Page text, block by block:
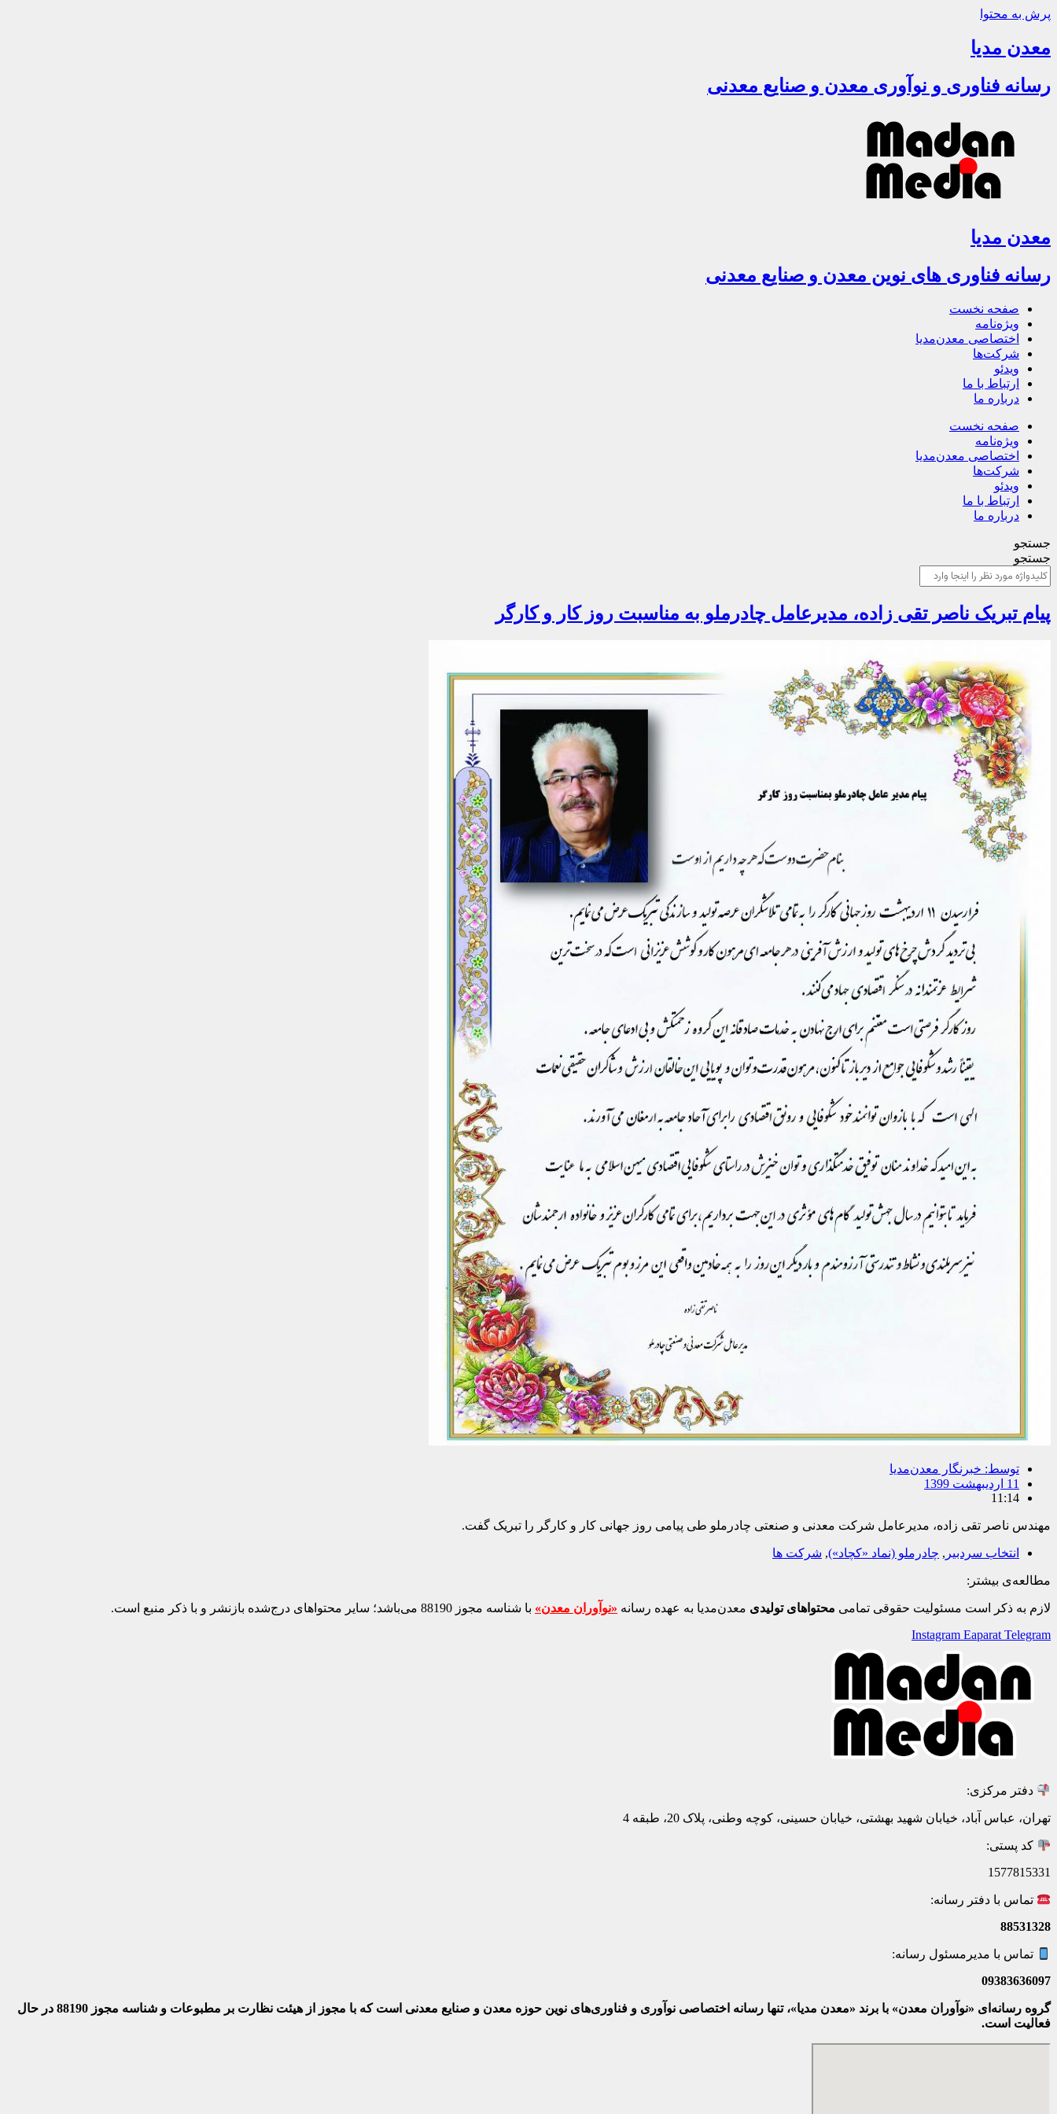
پرش به محتوا
معدن مدیا
رسانه فناوری و نوآوری معدن و صنایع معدنی
معدن مدیا
رسانه فناوری های نوین معدن و صنایع معدنی
صفحه نخست
ویژه‌نامه
اختصاصی معدن‌مدیا
شرکت‌ها
ویدئو
ارتباط با ما
درباره ما
صفحه نخست
ویژه‌نامه
اختصاصی معدن‌مدیا
شرکت‌ها
ویدئو
ارتباط با ما
درباره ما
جستجو
جستجو
پیام تبریک ناصر تقی زاده، مدیرعامل چادرملو به مناسبت روز کار و کارگر
توسط: خبرنگار معدن‌مدیا
11 اردیبهشت 1399
11:14
مهندس ناصر تقی زاده، مدیرعامل شرکت معدنی و صنعتی چادرملو طی پیامی روز جهانی کار و کارگر را تبریک گفت.
انتخاب سردبیر , چادرملو (نماد «کچاد»), شرکت ها
مطالعه‌ی بیشتر:
لازم به ذکر است مسئولیت حقوقی تمامی محتواهای تولیدی معدن‌مدیا به عهده رسانه «نوآوران معدن» با شناسه مجوز 88190 می‌باشد؛ سایر محتواهای درج‌شده بازنشر و با ذکر منبع است.
Instagram Eaparat Telegram
دفتر مرکزی:
تهران، عباس آباد، خیابان شهید بهشتی، خیابان حسینی، کوچه وطنی، پلاک 20، طبقه 4
کد پستی:
1577815331
تماس با دفتر رسانه:
88531328
تماس با مدیرمسئول رسانه:
09383636097
گروه رسانه‌ای «نوآوران معدن» با برند «معدن مدیا»، تنها رسانه اختصاصی نوآوری و فناوری‌های نوین حوزه معدن و صنایع معدنی‌ است که با مجوز از هیئت نظارت بر مطبوعات
و شناسه مجوز 88190 در حال
فعالیت است.